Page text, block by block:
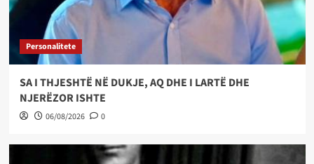
Personalitete
SA I THJESHTË NË DUKJE, AQ DHE I LARTË DHE
NJERËZOR ISHTE
06/08/2026 0